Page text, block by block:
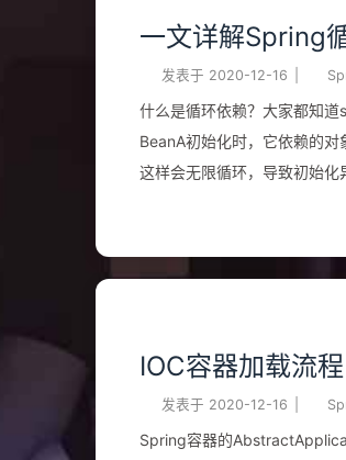
一文详解Spring
发表于 2020-12-16
什么是循环依赖？大家都知
BeanA初始化时，它依赖的
这样会无限循环，导致初始化异常如下所示。 Spring已经很好的解决了这个问题，
IOC容器加载流程
发表于 2020-12-16
Spring容器的